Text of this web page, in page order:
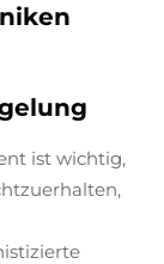
ist wichtig,